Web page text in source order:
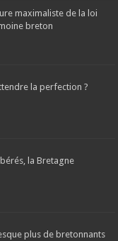
maximaliste de la loi
breton
la perfection ?
la Bretagne
plus de bretonnants